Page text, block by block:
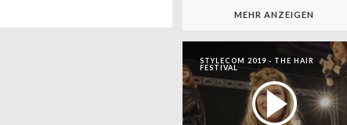
MEHR ANZEIGEN
STYLECOM 2019 - THE HAIR
FESTIVAL